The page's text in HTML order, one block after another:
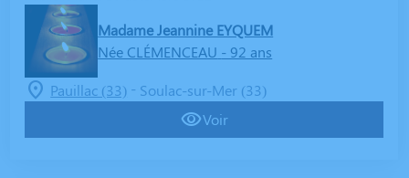
Madame Jeannine EYQUEM
Née CLÉMENCEAU - 92 ans
Pauillac (33) - Soulac-sur-Mer (33)
Voir